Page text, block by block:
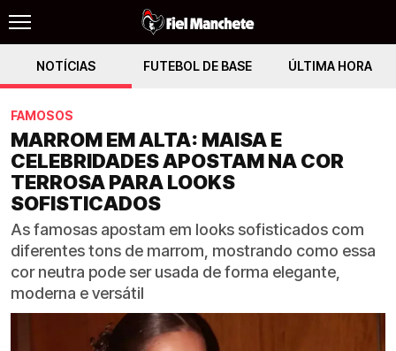
NOTÍCIAS FUTEBOL DE BASE ÚLTIMA HORA
FAMOSOS
MARROM EM ALTA: MAISA E
CELEBRIDADES APOSTAM NA COR
TERROSA PARA LOOKS
SOFISTICADOS
As famosas apostam em looks sofisticados com
diferentes tons de marrom, mostrando como essa
cor neutra pode ser usada de forma elegante,
moderna e versátil